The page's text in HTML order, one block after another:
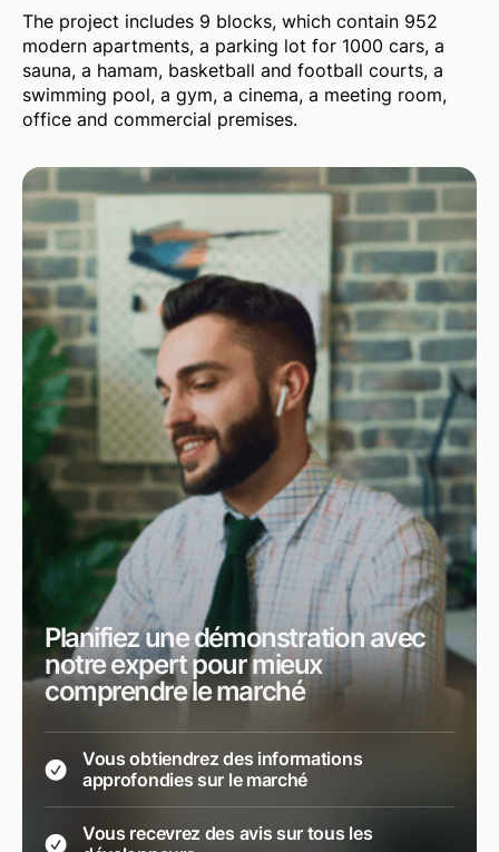
The project includes 9 blocks, which contain 952
modern apartments, a parking lot for 1000 cars, a
sauna, a hamam, basketball and football courts, a
swimming pool, a gym, a cinema, a meeting room,
office and commercial premises.
Planifiez une démonstration avec
notre expert pour mieux
comprendre le marché
Vous obtiendrez des informations
approfondies sur le marché
Vous recevrez des avis sur tous les